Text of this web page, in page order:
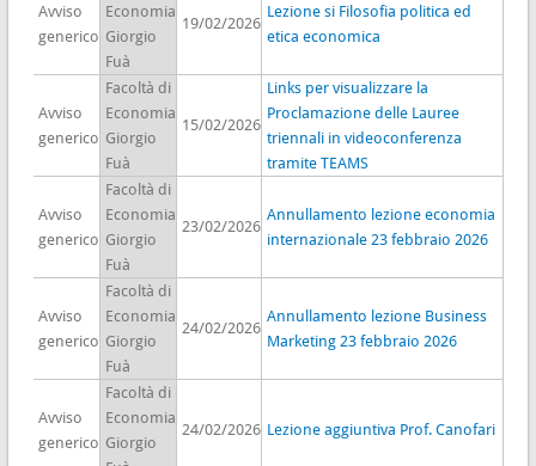
Avviso
generico
Economia
Giorgio
Fuà
19/02/2026
Lezione si Filosofia politica ed
etica economica
Avviso
generico
Facoltà di
Economia
Giorgio
Fuà
15/02/2026
Links per visualizzare la
Proclamazione delle Lauree
triennali in videoconferenza
tramite TEAMS
Avviso
generico
Facoltà di
Economia
Giorgio
Fuà
23/02/2026
Annullamento lezione economia
internazionale 23 febbraio 2026
Avviso
generico
Facoltà di
Economia
Giorgio
Fuà
24/02/2026
Annullamento lezione Business
Marketing 23 febbraio 2026
Avviso
generico
Facoltà di
Economia
Giorgio
24/02/2026 Lezione aggiuntiva Prof. Canofari